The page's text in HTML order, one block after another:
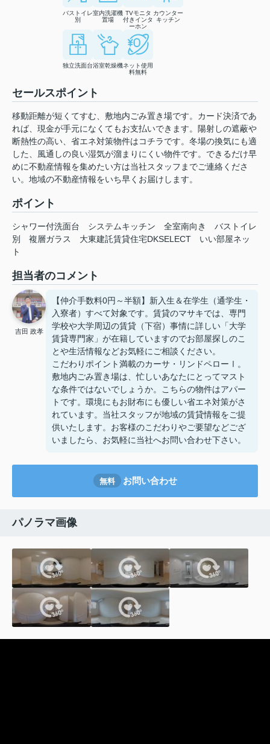
バストイレ
別
室内洗濯機
置場
TVモニタ
付きインタ
ーホン
カウンター
キッチン
独立洗面台浴室乾燥機ネット使用
料無料
セールスポイント
移動距離が短くてすむ、敷地内ごみ置き場です。カード決済であ
れば、現金が手元になくてもお支払いできます。陽射しの遮蔽や
断熱性の高い、省エネ対策物件はコチラです。冬場の換気にも適
した、風通しの良い湿気が溜まりにくい物件です。できるだけ早
めに不動産情報を集めたい方は当社スタッフまでご連絡くださ
い。地域の不動産情報をいち早くお届けします。
ポイント
シャワー付洗面台 システムキッチン 全室南向き
バストイレ
別
複層ガラス 大東建託賃貸住宅DKSELECT
いい部屋ネッ
ト
担当者のコメント
吉田 政孝
【仲介手数料0円～半額】新入生＆在学生（通学生・
入寮者）すべて対象です。賃貸のマサキでは、専門
学校や大学周辺の賃貸（下宿）事情に詳しい「大学
賃貸専門家」が在籍していますのでお部屋探しのこ
とや生活情報などお気軽にご相談ください。
こだわりポイント満載のカーサ・リンドペローⅠ。
敷地内ごみ置き場は、忙しいあなたにとってマスト
な条件ではないでしょうか。こちらの物件はアパー
トです。環境にもお財布にも優しい省エネ対策がさ
れています。当社スタッフが地域の賃貸情報をご提
供いたします。お客様のこだわりやご要望などござ
いましたら、お気軽に当社へお問い合わせ下さい。
無料 お問い合わせ
パノラマ画像